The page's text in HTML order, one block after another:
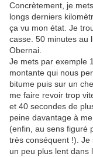
Concrètement, je
longs derniers
ça vu mon état. Je
casse. 50 minutes au
Obernai.
Je mets par exemple
montante qui nous
bitume puis sur un
me faire revoir trop
et 40 secondes de
peine davantage à
(enfin, au sens figuré
très conséquent !). Je
un peu plus lent dans